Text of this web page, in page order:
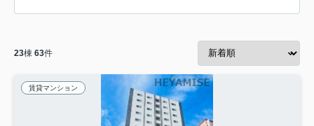
23棟 63件
賃貸マンション